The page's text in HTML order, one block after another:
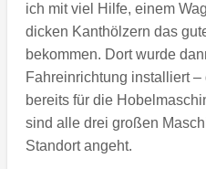
ich mit viel Hilfe, einem
dicken Kanthölzern das
bekommen. Dort wurde
Fahreinrichtung installiert
bereits für die
sind alle drei großen
Standort angeht.